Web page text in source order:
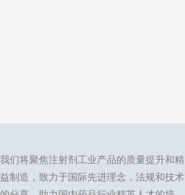
我们将聚焦注射剂工业产品的质量提升和精
益制造，致力于国际先进理念，法规和技术